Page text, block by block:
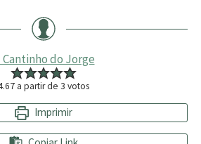
Cantinho do Jorge
a partir de 3 votos
Imprimir